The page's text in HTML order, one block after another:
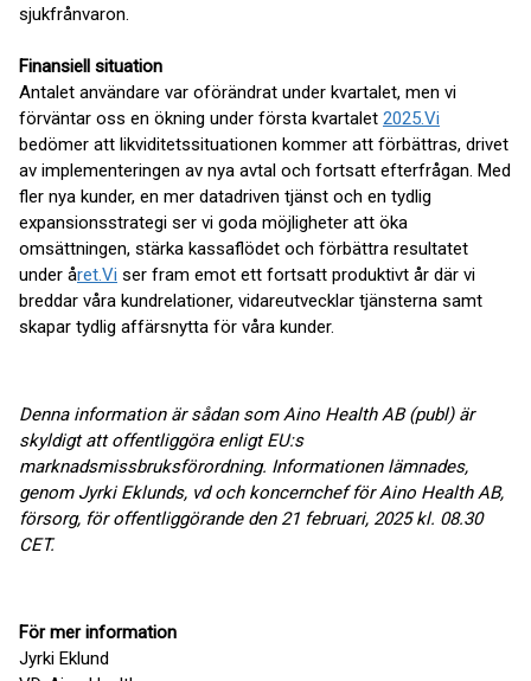
sjukfrånvaron.
Finansiell situation
Antalet användare var oförändrat under kvartalet, men vi
förväntar oss en ökning under första kvartalet 2025.Vi
bedömer att likviditetssituationen kommer att förbättras, drivet
av implementeringen av nya avtal och fortsatt efterfrågan. Med
fler nya kunder, en mer datadriven tjänst och en tydlig
expansionsstrategi ser vi goda möjligheter att öka
omsättningen, stärka kassaflödet och förbättra resultatet
under året.Vi ser fram emot ett fortsatt produktivt år där vi
breddar våra kundrelationer, vidareutvecklar tjänsterna samt
skapar tydlig affärsnytta för våra kunder.
Denna information är sådan som Aino Health AB (publ) är
skyldigt att offentliggöra enligt EU:s
marknadsmissbruksförordning. Informationen lämnades,
genom Jyrki Eklunds, vd och koncernchef för Aino Health AB,
försorg, för offentliggörande den 21 februari, 2025 kl. 08.30
CET.
För mer information
Jyrki Eklund